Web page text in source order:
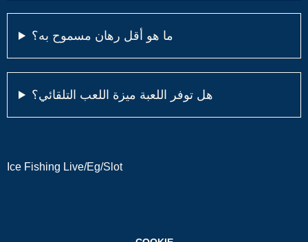
ما هو أقل رهان مسموح به؟
هل توفر اللعبة ميزة اللعب التلقائي؟
Ice Fishing Live/Eg/Slot